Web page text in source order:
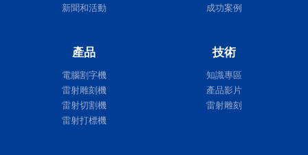
新聞和活動
成功案例
產品
電腦割字機
雷射雕刻機
雷射切割機
雷射打標機
技術
知識專區
產品影片
雷射雕刻